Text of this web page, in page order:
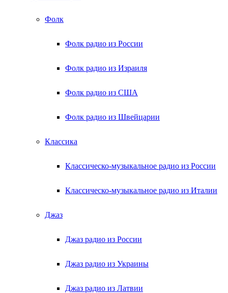
Фолк
Фолк радио из России
Фолк радио из Израиля
Фолк радио из США
Фолк радио из Швейцарии
Классика
Классическо-музыкальное радио из России
Классическо-музыкальное радио из Италии
Джаз
Джаз радио из России
Джаз радио из Украины
Джаз радио из Латвии